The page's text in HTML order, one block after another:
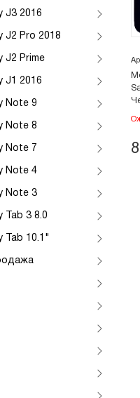
J3 2016
J2 Pro 2018
J2 Prime
J1 2016
Note 9
Note 8
Note 7
Note 4
Note 3
Tab 3 8.0
Tab 10.1"